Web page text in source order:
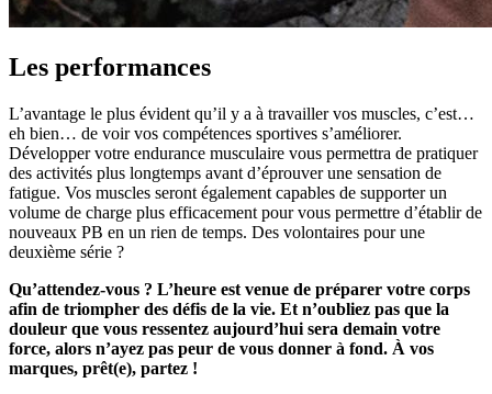
Les performances
L’avantage le plus évident qu’il y a à travailler vos muscles, c’est…
eh bien… de voir vos compétences sportives s’améliorer.
Développer votre endurance musculaire vous permettra de pratiquer
des activités plus longtemps avant d’éprouver une sensation de
fatigue. Vos muscles seront également capables de supporter un
volume de charge plus efficacement pour vous permettre d’établir de
nouveaux PB en un rien de temps. Des volontaires pour une
deuxième série ?
Qu’attendez-vous ? L’heure est venue de préparer votre corps
afin de triompher des défis de la vie. Et n’oubliez pas que la
douleur que vous ressentez aujourd’hui sera demain votre
force, alors n’ayez pas peur de vous donner à fond. À vos
marques, prêt(e), partez !